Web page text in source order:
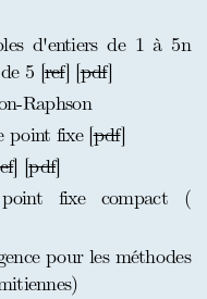
d'entiers de 1 à 5n
5 [ref] [pdf]
Raphson
point fixe [pdf]
] [pdf]
fixe compact (
pour les méthodes